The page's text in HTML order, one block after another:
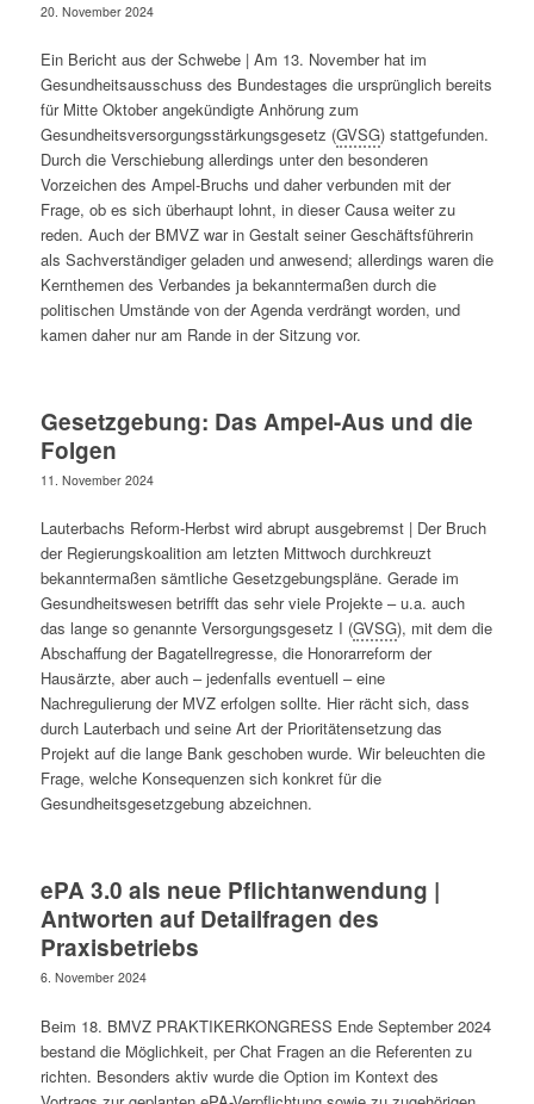
20. November 2024
Ein Bericht aus der Schwebe | Am 13. November hat im
Gesundheitsausschuss des Bundestages die ursprünglich bereits
für Mitte Oktober angekündigte Anhörung zum
Gesundheitsversorgungsstärkungsgesetz (GVSG) stattgefunden.
Durch die Verschiebung allerdings unter den besonderen
Vorzeichen des Ampel-Bruchs und daher verbunden mit der
Frage, ob es sich überhaupt lohnt, in dieser Causa weiter zu
reden. Auch der BMVZ war in Gestalt seiner Geschäftsführerin
als Sachverständiger geladen und anwesend; allerdings waren die
Kernthemen des Verbandes ja bekanntermaßen durch die
politischen Umstände von der Agenda verdrängt worden, und
kamen daher nur am Rande in der Sitzung vor.
Gesetzgebung: Das Ampel-Aus und die
Folgen
11. November 2024
Lauterbachs Reform-Herbst wird abrupt ausgebremst | Der Bruch
der Regierungskoalition am letzten Mittwoch durchkreuzt
bekanntermaßen sämtliche Gesetzgebungspläne. Gerade im
Gesundheitswesen betrifft das sehr viele Projekte – u.a. auch
das lange so genannte Versorgungsgesetz I (GVSG), mit dem die
Abschaffung der Bagatellregresse, die Honorarreform der
Hausärzte, aber auch – jedenfalls eventuell – eine
Nachregulierung der MVZ erfolgen sollte. Hier rächt sich, dass
durch Lauterbach und seine Art der Prioritätensetzung das
Projekt auf die lange Bank geschoben wurde. Wir beleuchten die
Frage, welche Konsequenzen sich konkret für die
Gesundheitsgesetzgebung abzeichnen.
ePA 3.0 als neue Pflichtanwendung |
Antworten auf Detailfragen des
Praxisbetriebs
6. November 2024
Beim 18. BMVZ PRAKTIKERKONGRESS Ende September 2024
bestand die Möglichkeit, per Chat Fragen an die Referenten zu
richten. Besonders aktiv wurde die Option im Kontext des